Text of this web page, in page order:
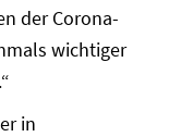
der Corona-
wichtiger
in